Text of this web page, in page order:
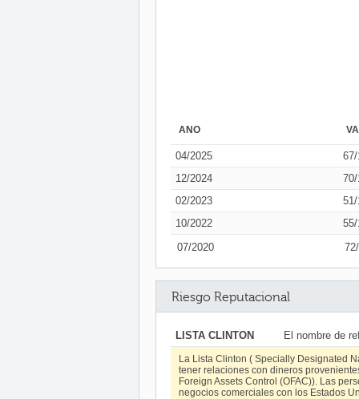
AÑO
04/2025
12/2024
02/2023
10/2022
07/2020
Riesgo Reputacional
LISTA CLINTON El nombre de
La Lista Clinton ( Specially Designated
tener relaciones con dineros
Foreign Assets Control (OFAC)). Las
negocios comerciales con los Estados